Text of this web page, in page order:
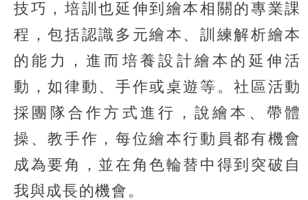
技巧，培訓也延伸到繪本相關的專業課
程，包括認識多元繪本、訓練解析繪本
的能力，進而培養設計繪本的延伸活
動，如律動、手作或桌遊等。社區活動
採團隊合作方式進行，說繪本、帶體
操、教手作，每位繪本行動員都有機會
成為要角，並在角色輪替中得到突破自
我與成長的機會。